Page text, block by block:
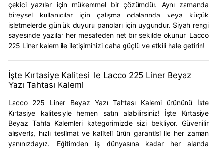
çekici yazılar için mükemmel bir çözümdür. Aynı zamanda
bireysel kullanıcılar için çalışma odalarında veya küçük
işletmelerde günlük duyuru panoları için uygundur. Siyah rengi
sayesinde yazılar her mesafeden net bir şekilde okunur. Lacco
225 Liner kalem ile iletişiminizi daha güçlü ve etkili hale getirin!
İşte Kırtasiye Kalitesi ile Lacco 225 Liner Beyaz
Yazı Tahtası Kalemi
Lacco 225 Liner Beyaz Yazı Tahtası Kalemi ürününü İşte
Kırtasiye kalitesiyle hemen satın alabilirsiniz! İşte Kırtasiye
Beyaz Tahta Kalemleri kategorimizde sizi bekliyor. Güvenilir
alışveriş, hızlı teslimat ve kaliteli ürün garantisi ile her zaman
yanınızdayız. Eğitimden iş dünyasına kadar her alanda